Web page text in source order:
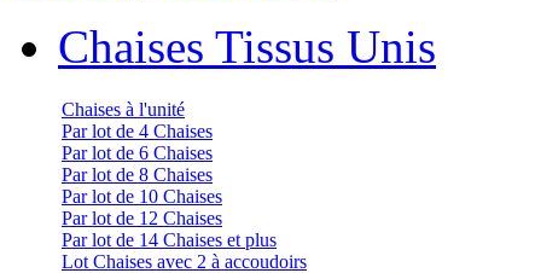
Chaises Tissus Unis
Chaises à l'unité
Par lot de 4 Chaises
Par lot de 6 Chaises
Par lot de 8 Chaises
Par lot de 10 Chaises
Par lot de 12 Chaises
Par lot de 14 Chaises et plus
Lot Chaises avec 2 à accoudoirs